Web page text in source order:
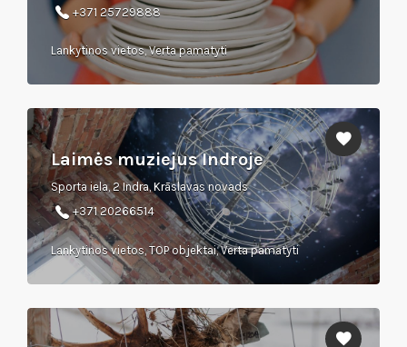
+371 25729888
Lankytinos vietos, Verta pamatyti
Laimės muziejus Indroje
Sporta iela, 2 Indra, Krāslavas novads
+371 20266514
Lankytinos vietos, TOP objektai, Verta pamatyti